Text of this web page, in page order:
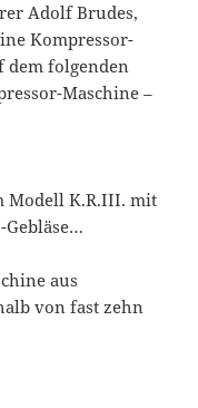
Adolf Brudes,
Kompressor-
dem folgenden
Maschine –
Modell K.R.III. mit
Gebläse…
aus
von fast zehn